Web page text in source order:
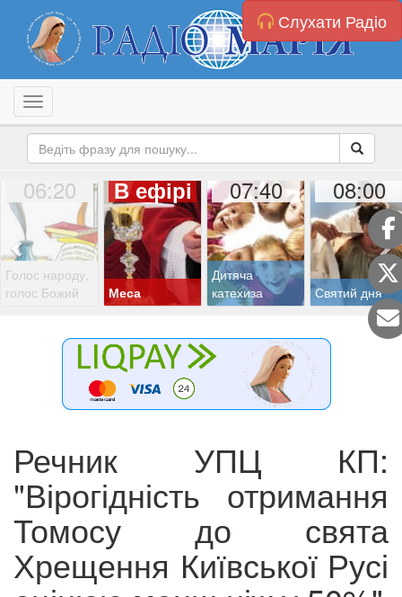
Слухати Радіо
Toggle navigation
06:20
Голос народу,
голос Божий
В ефірі
Меса
07:40
Дитяча
катехиза
08:00
Святий дня
Речник УПЦ КП:
"Вірогідність отримання
Томосу до свята
Хрещення Київської Русі